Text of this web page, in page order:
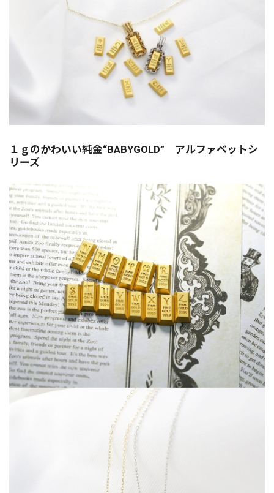
１ｇのかわいい純金“BABYGOLD” アルファベットシ
リーズ